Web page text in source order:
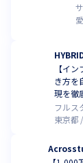
【イ
き方を
現を徹
フルス
東京都